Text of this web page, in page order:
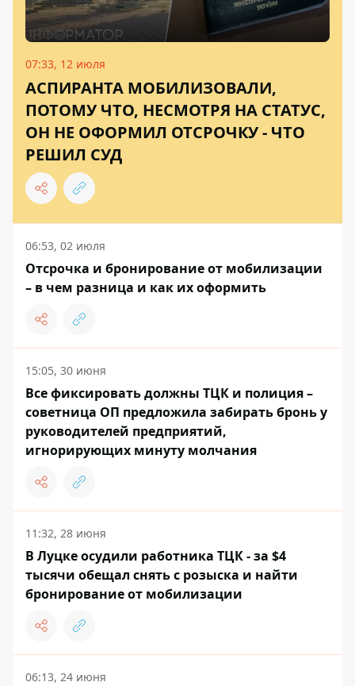
07:33, 12 июля
АСПИРАНТА МОБИЛИЗОВАЛИ,
ПОТОМУ ЧТО, НЕСМОТРЯ НА СТАТУС,
ОН НЕ ОФОРМИЛ ОТСРОЧКУ - ЧТО
РЕШИЛ СУД
06:53, 02 июля
Отсрочка и бронирование от мобилизации
– в чем разница и как их оформить
15:05, 30 июня
Все фиксировать должны ТЦК и полиция –
советница ОП предложила забирать бронь у
руководителей предприятий,
игнорирующих минуту молчания
11:32, 28 июня
В Луцке осудили работника ТЦК - за $4
тысячи обещал снять с розыска и найти
бронирование от мобилизации
06:13, 24 июня